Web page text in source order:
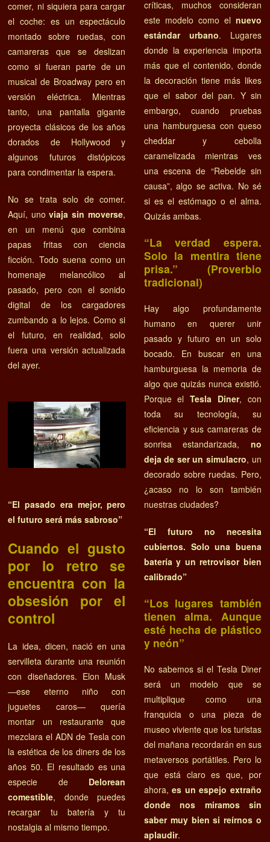
comer, ni siquiera para cargar
el coche: es un espectáculo
montado sobre ruedas, con
camareras que se deslizan
como si fueran parte de un
musical de Broadway pero en
versión eléctrica. Mientras
tanto, una pantalla gigante
proyecta clásicos de los años
dorados de Hollywood y
algunos futuros distópicos
para condimentar la espera.
No se trata solo de comer.
Aquí, unoviaja sin moverse,
en un menú que combina
papas fritas con ciencia
ficción. Todo suena como un
homenaje melancólico al
pasado, pero con el sonido
digital de los cargadores
zumbando a lo lejos. Como si
el futuro, en realidad, solo
fuera una versión actualizada
del ayer.
“El pasado era mejor, pero
el futuro será más sabroso”
Cuando el gusto
por lo retro se
encuentra con la
obsesión por el
control
La idea, dicen, nació en una
servilleta durante una reunión
con diseñadores. Elon Musk
—ese eterno niño con
juguetes caros— quería
montar un restaurante que
mezclara el ADN de Tesla con
la estética de los diners de los
años 50. El resultado es una
especie de Delorean
comestible, donde puedes
recargar tu batería y tu
nostalgia al mismo tiempo.
críticas, muchos consideran
este modelo como el nuevo
estándar urbano. Lugares
donde la experiencia importa
más que el contenido, donde
la decoración tiene más likes
que el sabor del pan. Y sin
embargo, cuando pruebas
una hamburguesa con queso
cheddar y cebolla
caramelizada mientras ves
una escena de “Rebelde sin
causa”, algo se activa. No sé
si es el estómago o el alma.
Quizás ambas.
“La verdad espera.
Solo la mentira tiene
prisa.” (Proverbio
tradicional)
Hay algo profundamente
humano en querer unir
pasado y futuro en un solo
bocado. En buscar en una
hamburguesa la memoria de
algo que quizás nunca existió.
Porque el Tesla Diner, con
toda su tecnología, su
eficiencia y sus camareras de
sonrisa estandarizada, no
deja de ser un simulacro, un
decorado sobre ruedas. Pero,
¿acaso no lo son también
nuestras ciudades?
“El futuro no necesita
cubiertos. Solo una buena
batería y un retrovisor bien
calibrado”
“Los lugares también
tienen alma. Aunque
esté hecha de plástico
y neón”
No sabemos si el Tesla Diner
será un modelo que se
multiplique como una
franquicia o una pieza de
museo viviente que los turistas
del mañana recordarán en sus
metaversos portátiles. Pero lo
que está claro es que, por
ahora, es un espejo extraño
donde nos miramos sin
saber muy bien si reírnos o
aplaudir.